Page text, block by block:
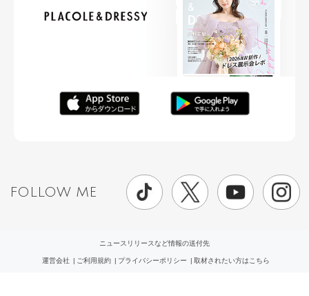
FOLLOW ME
ニュースリリースなど情報の送付先
運営会社 ご利用規約 プライバシーポリシー 取材されたい方はこちら